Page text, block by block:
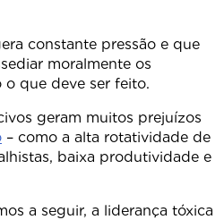
constante pressão e que
moralmente os
que deve ser feito.
geram muitos prejuízos
– como a alta rotatividade de
baixa produtividade e
a seguir, a liderança tóxica